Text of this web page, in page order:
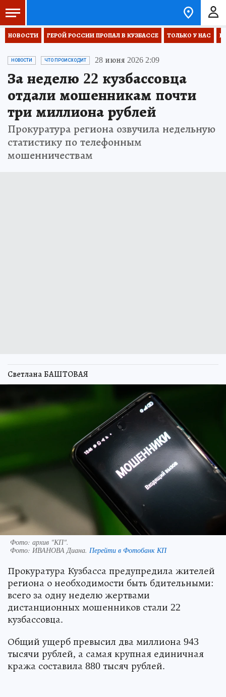
НОВОСТИ ГЕРОЙ РОССИИ ПРОПАЛ В КУЗБАССЕ ТОЛЬКО У НАС
НОВОСТИ ЧТО ПРОИСХОДИТ 28 июня 2026 2:09
За неделю 22 кузбассовца
отдали мошенникам почти
три миллиона рублей
Прокуратура региона озвучила недельную
статистику по телефонным
мошенничествам
Светлана БАШТОВАЯ
Фото: архив "КП".
Фото: ИВАНОВА Диана. Перейти в Фотобанк КП
Прокуратура Кузбасса предупредила жителей
региона о необходимости быть бдительными:
всего за одну неделю жертвами
дистанционных мошенников стали 22
кузбассовца.
Общий ущерб превысил два миллиона 943
тысячи рублей, а самая крупная единичная
кража составила 880 тысяч рублей.